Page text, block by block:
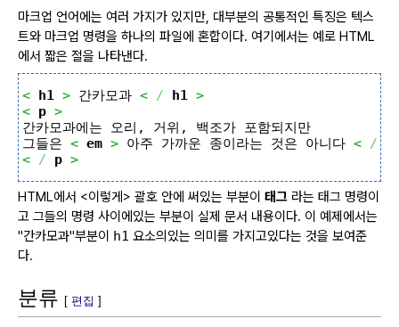
마크업 언어에는 여러 가지가 있지만, 대부분의 공통적인 특징은 텍스
트와 마크업 명령을 하나의 파일에 혼합이다. 여기에서는 예로 HTML
에서 짧은 절을 나타낸다.
< h1 > 간카모과 < / h1 >
< p >
간카모과에는 오리, 거위, 백조가 포함되지만
그들은 < em > 아주 가까운 종이라는 것은 아니다 < /
< / p >
HTML에서 <이렇게> 괄호 안에 써있는 부분이 태그 라는 태그 명령이
고 그들의 명령 사이에있는 부분이 실제 문서 내용이다. 이 예제에서는
"간카모과"부분이 h1 요소의있는 의미를 가지고있다는 것을 보여준
다.
분류 [ 편집 ]